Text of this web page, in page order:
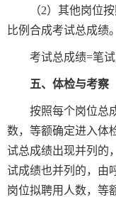
（2）其他岗位
比例合成考试总成绩。
考试总成绩=笔
五、体检与考察
按照每个岗位总
数，等额确定进入体
试总成绩出现并列的
试成绩也并列的，由
岗位拟聘用人数，等